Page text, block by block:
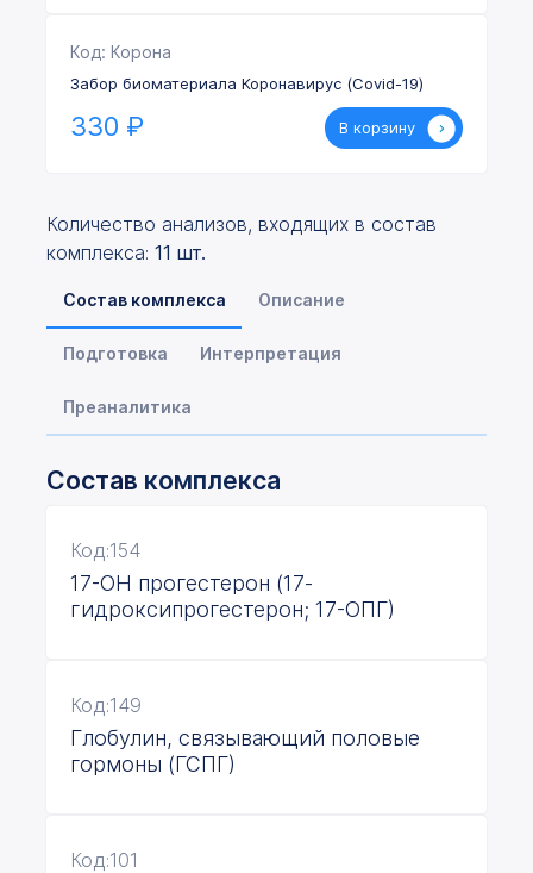
Количество анализов, входящих в состав
комплекса: 11 шт.
Состав комплекса Описание
Подготовка Интерпретация
Преаналитика
Состав комплекса
Код:154
17-ОН прогестерон (17-
гидроксипрогестерон; 17-ОПГ)
Код:149
Глобулин, связывающий половые
гормоны (ГСПГ)
Код:101
Код: Корона
Забор биоматериала Коронавирус (Covid-19)
330 ₽ В корзину